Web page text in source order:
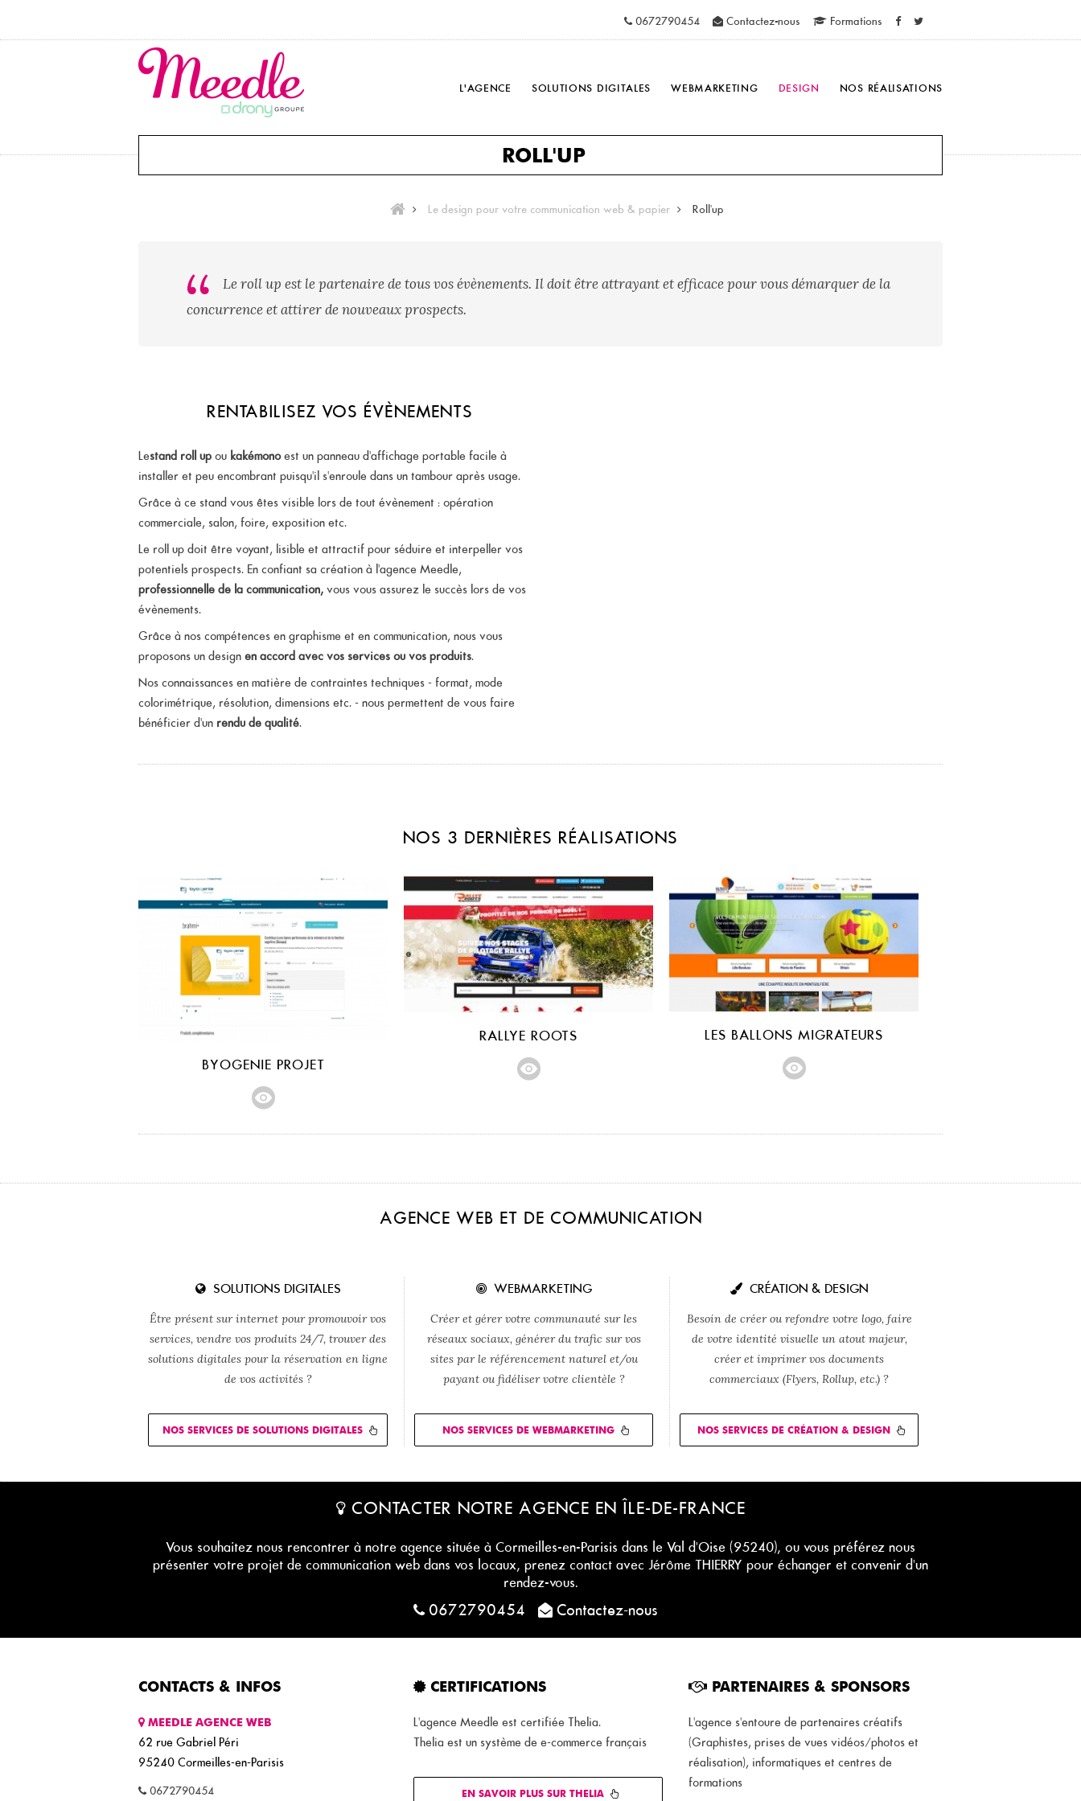
0672790454 Contactez-nous Formations
L'AGENCE SOLUTIONS DIGITALES WEBMARKETING DESIGN NOS RÉALISATIONS
ROLL'UP
Le design pour votre communication web & papier Roll'up
Le roll up est le partenaire de tous vos évènements. Il doit être attrayant et efficace pour vous démarquer de la
concurrence et attirer de nouveaux prospects.
RENTABILISEZ VOS ÉVÈNEMENTS
Lestand roll up ou kakémonoest un panneau d'affichage portable facile à
installer et peu encombrant puisqu'il s'enroule dans un tambour après usage.
Grâce à ce stand vous êtes visible lors de tout évènement : opération
commerciale, salon, foire, exposition etc.
Le roll up doit être voyant, lisible et attractif pour séduire et interpeller vos
potentiels prospects. En confiant sa création à l'agence Meedle,
professionnelle de la communication, vous vous assurez le succès lors de vos
évènements.
Grâce à nos compétences en graphisme et en communication, nous vous
proposons un design en accord avec vos services ou vos produits.
Nos connaissances en matière de contraintes techniques - format, mode
colorimétrique, résolution, dimensions etc. - nous permettent de vous faire
bénéficier d'un rendu de qualité.
NOS 3 DERNIÈRES RÉALISATIONS
BYOGENIE PROJET
RALLYE ROOTS LES BALLONS MIGRATEURS
AGENCE WEB ET DE COMMUNICATION
SOLUTIONS DIGITALES
Être présent sur internet pour promouvoir vos
services, vendre vos produits 24/7, trouver des
solutions digitales pour la réservation en ligne
de vos activités ?
NOS SERVICES DE SOLUTIONS DIGITALES
WEBMARKETING
Créer et gérer votre communauté sur les
réseaux sociaux, générer du trafic sur vos
sites par le référencement naturel et/ou
payant ou fidéliser votre clientèle ?
NOS SERVICES DE WEBMARKETING
CRÉATION & DESIGN
Besoin de créer ou refondre votre logo, faire
de votre identité visuelle un atout majeur,
créer et imprimer vos documents
commerciaux (Flyers, Rollup, etc.) ?
NOS SERVICES DE CRÉATION & DESIGN
CONTACTER NOTRE AGENCE EN ÎLE-DE-FRANCE
Vous souhaitez nous rencontrer à notre agence située à Cormeilles-en-Parisis dans le Val d'Oise (95240), ou vous préférez nous
présenter votre projet de communication web dans vos locaux, prenez contact avec Jérôme THIERRY pour échanger et convenir d'un
rendez-vous.
0672790454 Contactez-nous
CONTACTS & INFOS
MEEDLE AGENCE WEB
62 rue Gabriel Péri
95240 Cormeilles-en-Parisis
0672790454
CERTIFICATIONS
L'agence Meedle est certifiée Thelia.
Thelia est un système de e-commerce français
EN SAVOIR PLUS SUR THELIA
PARTENAIRES & SPONSORS
L'agence s'entoure de partenaires créatifs
(Graphistes, prises de vues vidéos/photos et
réalisation), informatiques et centres de
formations